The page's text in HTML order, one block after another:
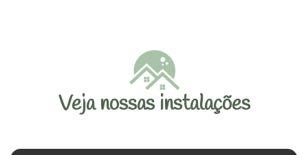
Veja nossas instalações